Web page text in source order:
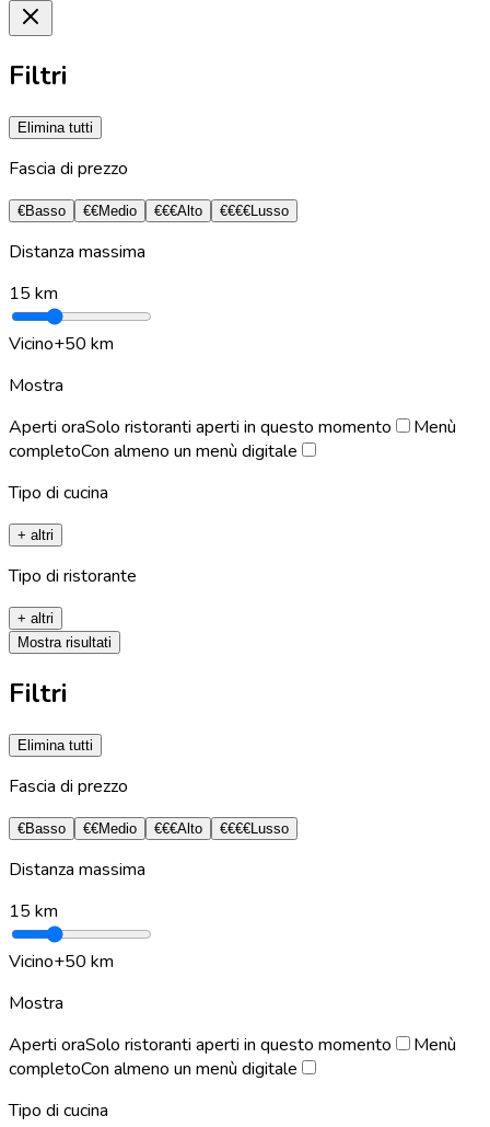
Filtri
Elimina tutti
Fascia di prezzo
€Basso €€Medio €€€Alto €€€€ Lusso
Distanza massima
15 km
Vicino+50 km
Mostra
Aperti oraSolo ristoranti aperti in questo momento
Menù
completoCon almeno un menù digitale
Tipo di cucina
+ altri
Tipo di ristorante
+ altri
Mostra risultati
Filtri
Elimina tutti
Fascia di prezzo
€Basso €€Medio €€€Alto €€€€Lusso
Distanza massima
15 km
Vicino+50 km
Mostra
Aperti oraSolo ristoranti aperti in questo momento
Menù
completoCon almeno un menù digitale
Tipo di cucina